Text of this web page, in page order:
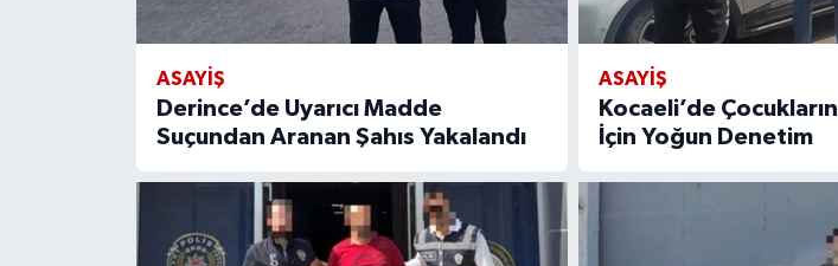
ASAYİŞ
Derince’de Uyarıcı Madde
Suçundan Aranan Şahıs Yakalandı
ASAYİŞ
Kocaeli’de
İçin Yoğun Denetim